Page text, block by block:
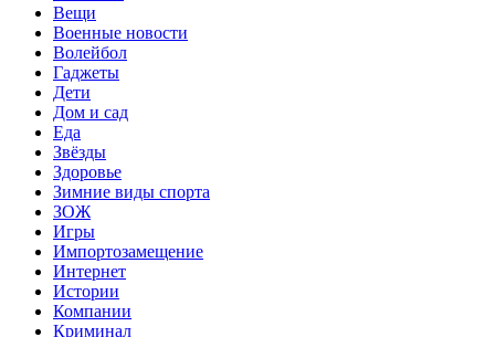
Вещи
Военные новости
Волейбол
Гаджеты
Дети
Дом и сад
Еда
Звёзды
Здоровье
Зимние виды спорта
ЗОЖ
Игры
Импортозамещение
Интернет
Истории
Компании
Криминал